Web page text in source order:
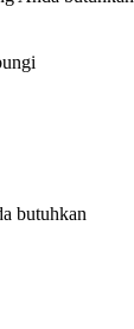
butuhkan